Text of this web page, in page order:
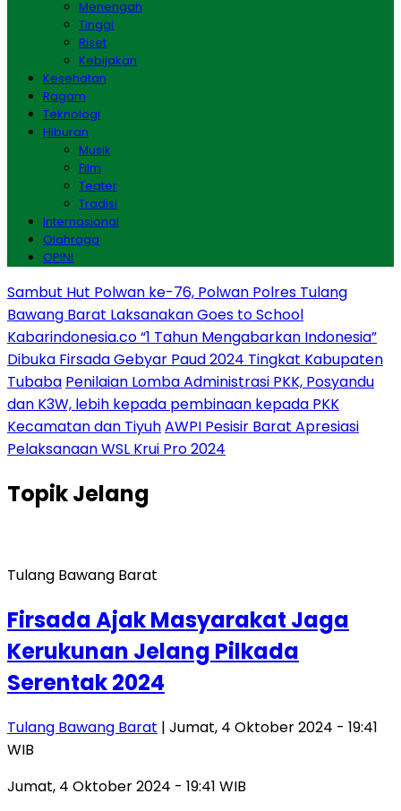
Menengah
Tinggi
Riset
Kebijakan
Kesehatan
Ragam
Teknologi
Hiburan
Musik
Film
Teater
Tradisi
Internasional
Olahraga
OPINI
Sambut Hut Polwan ke-76, Polwan Polres Tulang
Bawang Barat Laksanakan Goes to School
Kabarindonesia.co “1 Tahun Mengabarkan Indonesia”
Dibuka Firsada Gebyar Paud 2024 Tingkat Kabupaten
Tubaba Penilaian Lomba Administrasi PKK, Posyandu
dan K3W, lebih kepada pembinaan kepada PKK
Kecamatan dan TiyuhAWPI Pesisir Barat Apresiasi
Pelaksanaan WSL Krui Pro 2024
TopikJelang
Tulang Bawang Barat
Firsada Ajak Masyarakat Jaga
Kerukunan Jelang Pilkada
Serentak 2024
Tulang Bawang Barat | Jumat, 4 Oktober 2024 - 19:41
WIB
Jumat, 4 Oktober 2024 - 19:41 WIB